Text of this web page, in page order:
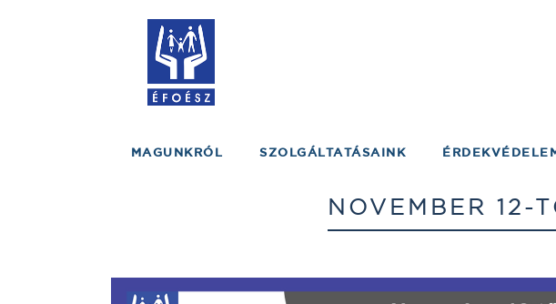
MAGUNKRÓL SZOLGÁLTATÁSAINK
NOVEMBER 12-